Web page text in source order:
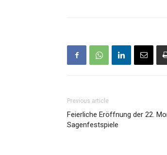
Previous article
Feierliche Eröffnung der 22.
Sagenfestspiele